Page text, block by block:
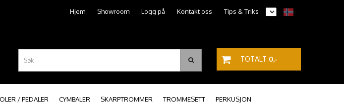
Hjem Showroom Logg på Kontakt oss Tips & Triks
TOTALT 0,-
/ PEDALER CYMBALER SKARPTROMMER TROMMESETT PERKUSJON